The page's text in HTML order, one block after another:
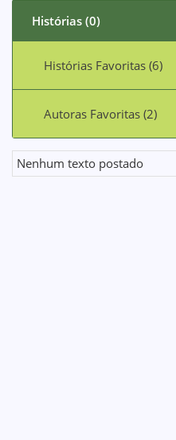
Histórias (0)
Histórias Favoritas (6)
Autoras Favoritas (2)
Nenhum texto postado